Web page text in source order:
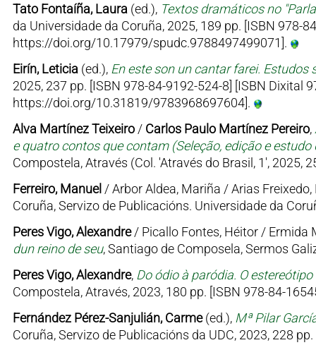
Tato Fontaíña, Laura (ed.), Textos dramáticos no
da Universidade da Coruña, 2025, 189 pp. [ISBN 978-
https://doi.org/10.17979/spudc.9788497499071].
Eirín, Leticia (ed.), En este son un cantar farei.
2025, 237 pp. [ISBN 978-84-9192-524-8] [ISBN Dixital
https://doi.org/10.31819/9783968697604].
Alva Martínez Teixeiro/ Carlos Paulo Martínez Pereiro,
e quatro contos que contam (Seleção, edição e
Compostela, Através (Col. 'Através do Brasil, 1', 2025,
Ferreiro, Manuel / Arbor Aldea, Mariña / Arias
Coruña, Servizo de Publicacións. Universidade da
Peres Vigo, Alexandre/ Picallo Fontes, Héitor / Ermida
dun reino de seu, Santiago de Composela, Sermos
Peres Vigo, Alexandre, Do ódio à paródia. O
Compostela, Através, 2023, 180 pp. [ISBN 978-84-
Fernández Pérez-Sanjulián, Carme(ed.), Mª Pilar
Coruña, Servizo de Publicacións da UDC, 2023, 228